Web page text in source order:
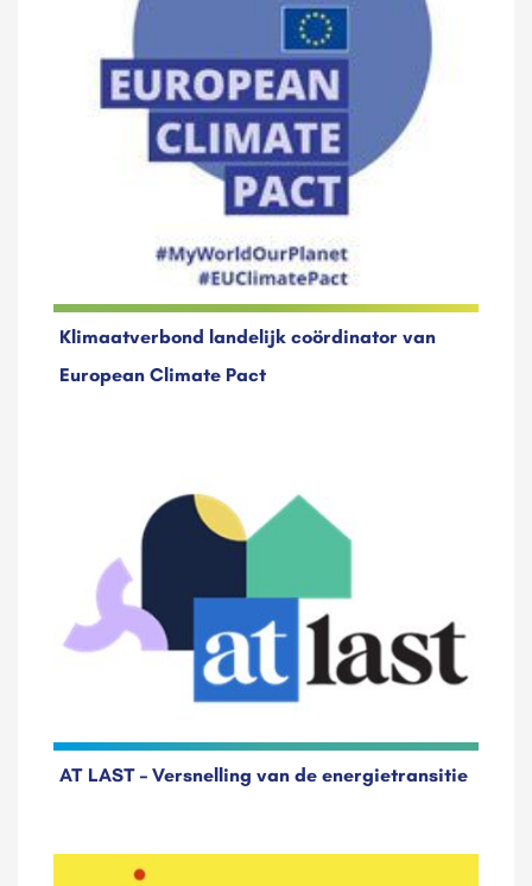
Klimaatverbond landelijk coördinator van
European Climate Pact
AT LAST – Versnelling van de energietransitie